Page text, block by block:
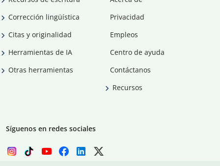
Corrección lingüística
Citas y originalidad
Herramientas de IA
Otras herramientas
Privacidad
Empleos
Centro de ayuda
Contáctanos
Recursos
Síguenos en redes sociales